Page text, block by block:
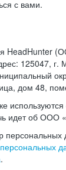
с вами.
HeadHunter
125047, г.
дом 48,
идет об ООО
.